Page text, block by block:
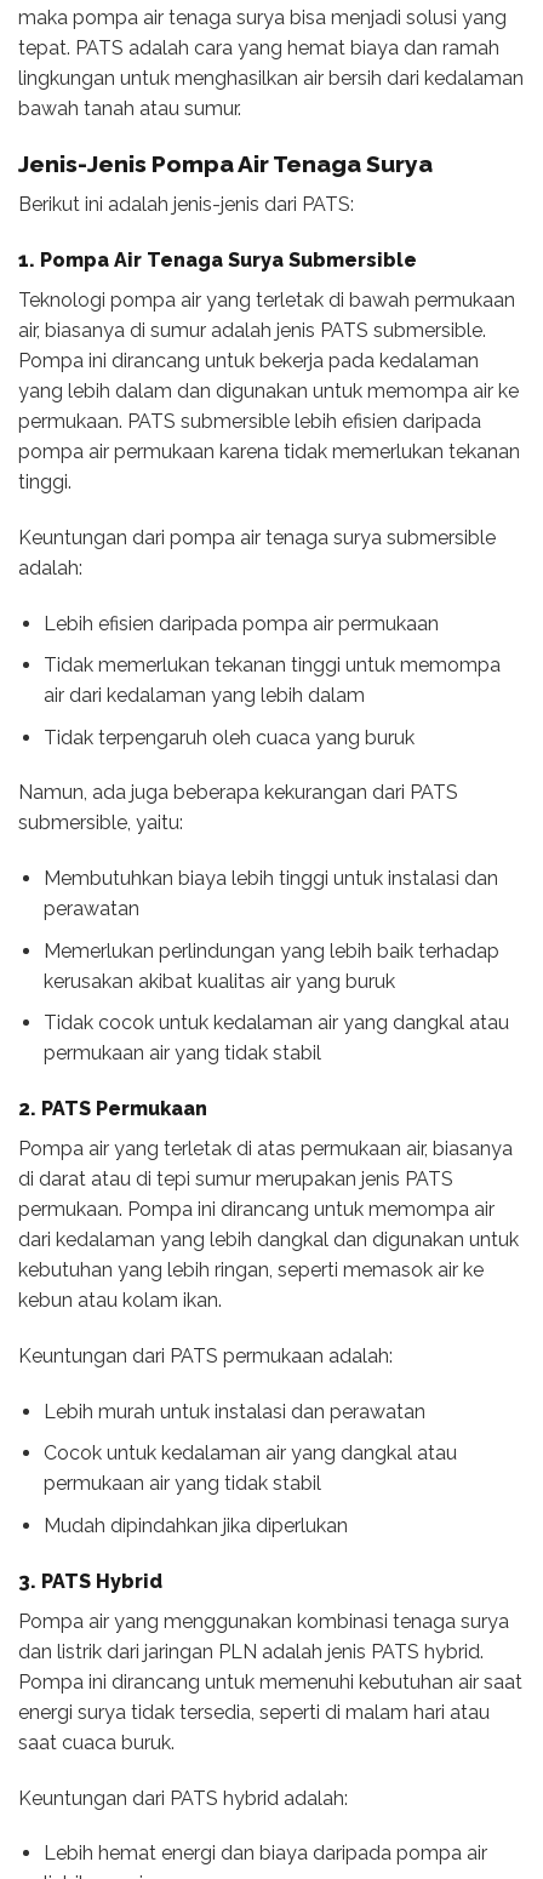
maka pompa air tenaga surya bisa menjadi solusi yang
tepat. PATS adalah cara yang hemat biaya dan ramah
lingkungan untuk menghasilkan air bersih dari kedalaman
bawah tanah atau sumur.
Jenis-Jenis Pompa Air Tenaga Surya
Berikut ini adalah jenis-jenis dari PATS:
1. Pompa Air Tenaga Surya Submersible
Teknologi pompa air yang terletak di bawah permukaan
air, biasanya di sumur adalah jenis PATS submersible.
Pompa ini dirancang untuk bekerja pada kedalaman
yang lebih dalam dan digunakan untuk memompa air ke
permukaan. PATS submersible lebih efisien daripada
pompa air permukaan karena tidak memerlukan tekanan
tinggi.
Keuntungan dari pompa air tenaga surya submersible
adalah:
Lebih efisien daripada pompa air permukaan
Tidak memerlukan tekanan tinggi untuk memompa
air dari kedalaman yang lebih dalam
Tidak terpengaruh oleh cuaca yang buruk
Namun, ada juga beberapa kekurangan dari PATS
submersible, yaitu:
Membutuhkan biaya lebih tinggi untuk instalasi dan
perawatan
Memerlukan perlindungan yang lebih baik terhadap
kerusakan akibat kualitas air yang buruk
Tidak cocok untuk kedalaman air yang dangkal atau
permukaan air yang tidak stabil
2. PATS Permukaan
Pompa air yang terletak di atas permukaan air, biasanya
di darat atau di tepi sumur merupakan jenis PATS
permukaan. Pompa ini dirancang untuk memompa air
dari kedalaman yang lebih dangkal dan digunakan untuk
kebutuhan yang lebih ringan, seperti memasok air ke
kebun atau kolam ikan.
Keuntungan dari PATS permukaan adalah:
Lebih murah untuk instalasi dan perawatan
Cocok untuk kedalaman air yang dangkal atau
permukaan air yang tidak stabil
Mudah dipindahkan jika diperlukan
3. PATS Hybrid
Pompa air yang menggunakan kombinasi tenaga surya
dan listrik dari jaringan PLN adalah jenis PATS hybrid.
Pompa ini dirancang untuk memenuhi kebutuhan air saat
energi surya tidak tersedia, seperti di malam hari atau
saat cuaca buruk.
Keuntungan dari PATS hybrid adalah:
Lebih hemat energi dan biaya daripada pompa air